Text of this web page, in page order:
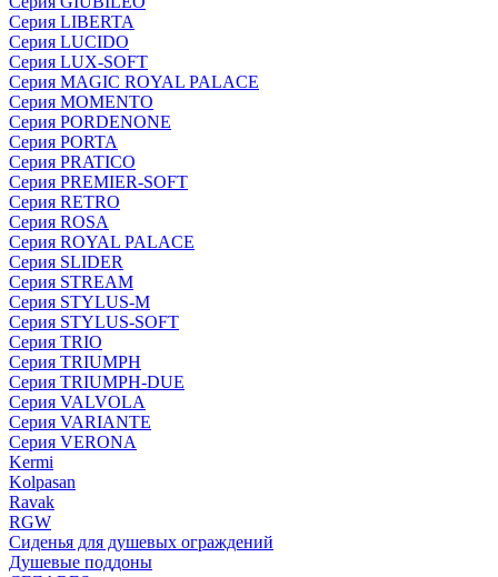
Серия LIBERTA
Серия LUCIDO
Серия LUX-SOFT
Серия MAGIC ROYAL PALACE
Серия MOMENTO
Серия PORDENONE
Серия PORTA
Серия PRATICO
Серия PREMIER-SOFT
Серия RETRO
Серия ROSA
Серия ROYAL PALACE
Серия SLIDER
Серия STREAM
Серия STYLUS-M
Серия STYLUS-SOFT
Серия TRIO
Серия TRIUMPH
Серия TRIUMPH-DUE
Серия VALVOLA
Серия VARIANTE
Серия VERONA
Kermi
Kolpasan
Ravak
RGW
Сиденья для душевых ограждений
Душевые поддоны